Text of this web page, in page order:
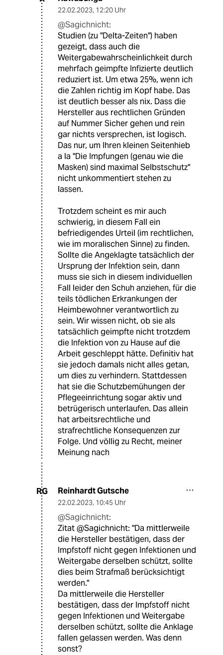
22.02.2023, 12:20 Uhr
@Sagichnicht:
Studien (zu "Delta-Zeiten") haben
gezeigt, dass auch die
Weitergabewahrscheinlichkeit durch
mehrfach geimpfte Infizierte deutlich
reduziert ist. Um etwa 25%, wenn ich
die Zahlen richtig im Kopf habe. Das
ist deutlich besser als nix. Dass die
Hersteller aus rechtlichen Gründen
auf Nummer Sicher gehen und rein
gar nichts versprechen, ist logisch.
Das nur, um Ihren kleinen Seitenhieb
a la "Die Impfungen (genau wie die
Masken) sind maximal Selbstschutz"
nicht unkommentiert stehen zu
lassen.
Trotzdem scheint es mir auch
schwierig, in diesem Fall ein
befriedigendes Urteil (im rechtlichen,
wie im moralischen Sinne) zu finden.
Sollte die Angeklagte tatsächlich der
Ursprung der Infektion sein, dann
muss sie sich in diesem individuellen
Fall leider den Schuh anziehen, für die
teils tödlichen Erkrankungen der
Heimbewohner verantwortlich zu
sein. Wir wissen nicht, ob sie als
tatsächlich geimpfte nicht trotzdem
die Infektion von zu Hause auf die
Arbeit geschleppt hätte. Definitiv hat
sie jedoch damals nicht alles getan,
um dies zu verhindern. Stattdessen
hat sie die Schutzbemühungen der
Pflegeeinrichtung sogar aktiv und
betrügerisch unterlaufen. Das allein
hat arbeitsrechtliche und
strafrechtliche Konsequenzen zur
Folge. Und völlig zu Recht, meiner
Meinung nach
RG Reinhardt Gutsche
22.02.2023, 10:45 Uhr
@Sagichnicht:
Zitat @Sagichnicht: "Da mittlerweile
die Hersteller bestätigen, dass der
Impfstoff nicht gegen Infektionen und
Weitergabe derselben schützt, sollte
dies beim Strafmaß berücksichtigt
werden."
Da mittlerweile die Hersteller
bestätigen, dass der Impfstoff nicht
gegen Infektionen und Weitergabe
derselben schützt, sollte die Anklage
fallen gelassen werden. Was denn
sonst?